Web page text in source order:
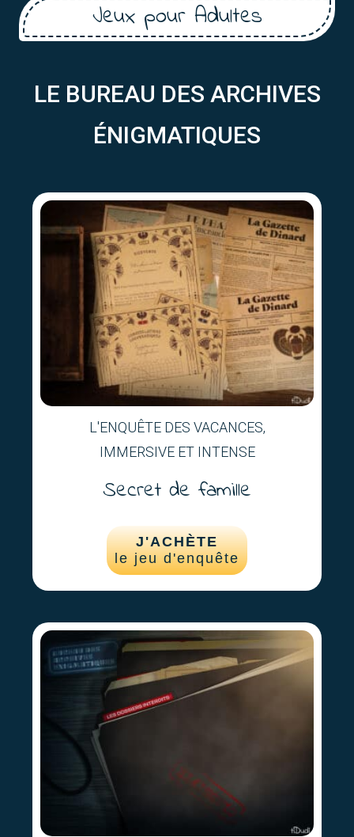
Jeux pour Adultes
LE BUREAU DES ARCHIVES
ÉNIGMATIQUES
L'ENQUÊTE DES VACANCES,
IMMERSIVE ET INTENSE
Secret de famille
J'ACHÈTE
le jeu d'enquête